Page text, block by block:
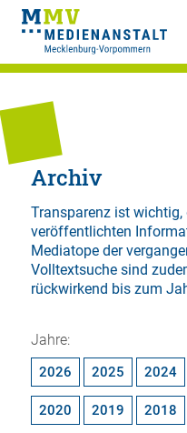
Archiv
Transparenz ist
veröffentlichten
Mediatope der
Volltextsuchesind
rückwirkend bis zum
Jahre:
2026 2025 2024
2020 2019 2018